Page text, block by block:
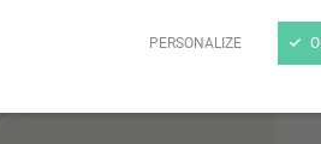
PERSONALIZE